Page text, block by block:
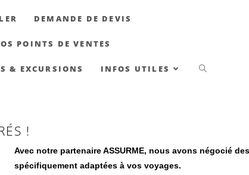
DEMANDE DE DEVIS
POINTS DE VENTES
& EXCURSIONS INFOS UTILES
!
Avec notre partenaire ASSURME, nous avons négocié
spécifiquement adaptées à vos voyages.